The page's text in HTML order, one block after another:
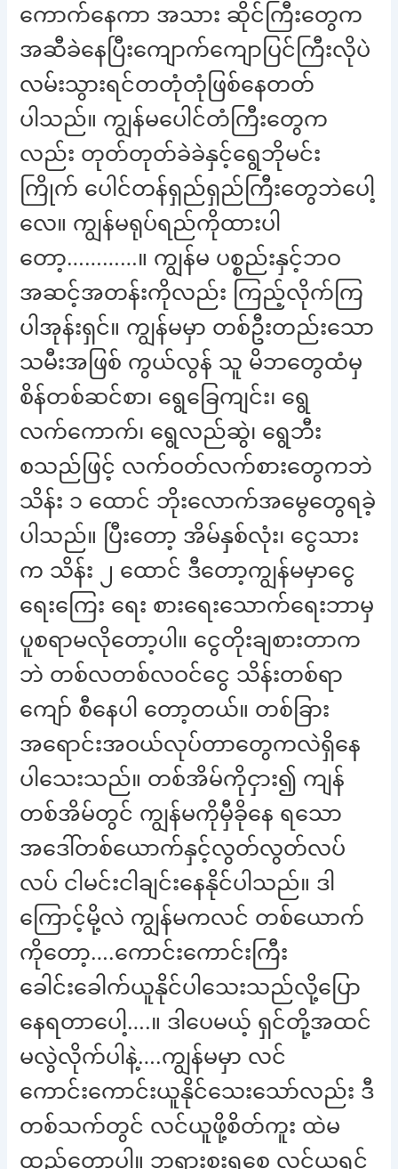
ကောက်နေကာ အသား ဆိုင်ကြီးတွေက
အဆီခဲနေပြီးကျောက်ကျောပြင်ကြီးလိုပဲ
လမ်းသွားရင်တတုံတုံဖြစ်နေတတ်
ပါသည်။ ကျွန်မပေါင်တံကြီးတွေက
လည်း တုတ်တုတ်ခဲခဲနှင့်ရွေဘိုမင်း
ကြိုက် ပေါင်တန်ရှည်ရှည်ကြီးတွေဘဲပေါ့
လေ။ ကျွန်မရုပ်ရည်ကိုထားပါ
တော့…………။ ကျွန်မ ပစ္စည်းနှင့်ဘဝ
အဆင့်အတန်းကိုလည်း ကြည့်လိုက်ကြ
ပါအုန်းရှင်။ ကျွန်မမှာ တစ်ဦးတည်းသော
သမီးအဖြစ် ကွယ်လွန် သူ မိဘတွေထံမှ
စိန်တစ်ဆင်စာ၊ ရွေခြေကျင်း၊ ရွေ
လက်ကောက်၊ ရွေလည်ဆွဲ၊ ရွေဘီး
စသည်ဖြင့် လက်ဝတ်လက်စားတွေကဘဲ
သိန်း ၁ ထောင် ဘိုးလောက်အမွေတွေရခဲ့
ပါသည်။ ပြီးတော့ အိမ်နှစ်လုံး၊ ငွေသား
က သိန်း ၂ ထောင် ဒီတော့ကျွန်မမှာငွေ
ရေးကြေး ရေး စားရေးသောက်ရေးဘာမှ
ပူစရာမလိုတော့ပါ။ ငွေတိုးချစားတာက
ဘဲ တစ်လတစ်လဝင်ငွေ သိန်းတစ်ရာ
ကျော် စီနေပါ တော့တယ်။ တစ်ခြား
အရောင်းအဝယ်လုပ်တာတွေကလဲရှိနေ
ပါသေးသည်။ တစ်အိမ်ကိုငှား၍ ကျန်
တစ်အိမ်တွင် ကျွန်မကိုမှီခိုနေ ရသော
အဒေါ်တစ်ယောက်နှင့်လွတ်လွတ်လပ်
လပ် ငါမင်းငါချင်းနေနိုင်ပါသည်။ ဒါ
ကြောင့်မို့လဲ ကျွန်မကလင် တစ်ယောက်
ကိုတော့….ကောင်းကောင်းကြီး
ခေါင်းခေါက်ယူနိုင်ပါသေးသည်လို့ပြော
နေရတာပေါ့….။ ဒါပေမယ့် ရှင်တို့အထင်
မလွဲလိုက်ပါနဲ့….ကျွန်မမှာ လင်
ကောင်းကောင်းယူနိုင်သေးသော်လည်း ဒီ
တစ်သက်တွင် လင်ယူဖို့စိတ်ကူး ထဲမ
ထည့်တော့ပါ။ ဘုရားစူးရစေ့ လင်ယူရင်